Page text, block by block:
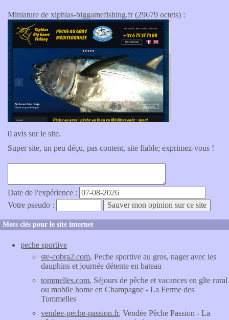
Miniature de xiphias-biggamefishing.fr (29679 octets) :
0 avis sur le site.
Super site, un peu déçu, pas content, site fiable; exprimez-vous !
Date de l'expérience :
Votre pseudo :
Mots clés pour le site internet
peche sportive
ste-cobra2.com, Peche sportive au gros, nager avec les
dauphins et journée détente en bateau
tommelles.com, Séjours de pêche et vacances en gîte rural
ou mobile home en Champagne - La Ferme des
Tommelles
vendee-peche-passion.fr, Vendée Pêche Passion - La